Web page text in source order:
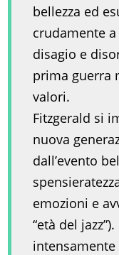
bellezza ed
crudamente
disagio e
prima guerra
valori.
Fitzgerald si
nuova
dall’evento
emozioni e
“età del
intensamente